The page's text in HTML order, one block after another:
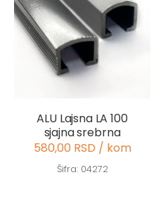
ALU Lajsna LA 100
sjajna srebrna
580,00 RSD / kom
Šifra: 04272